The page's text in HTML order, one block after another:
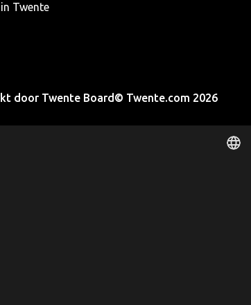
Twente
door Twente Board© Twente.com 2026